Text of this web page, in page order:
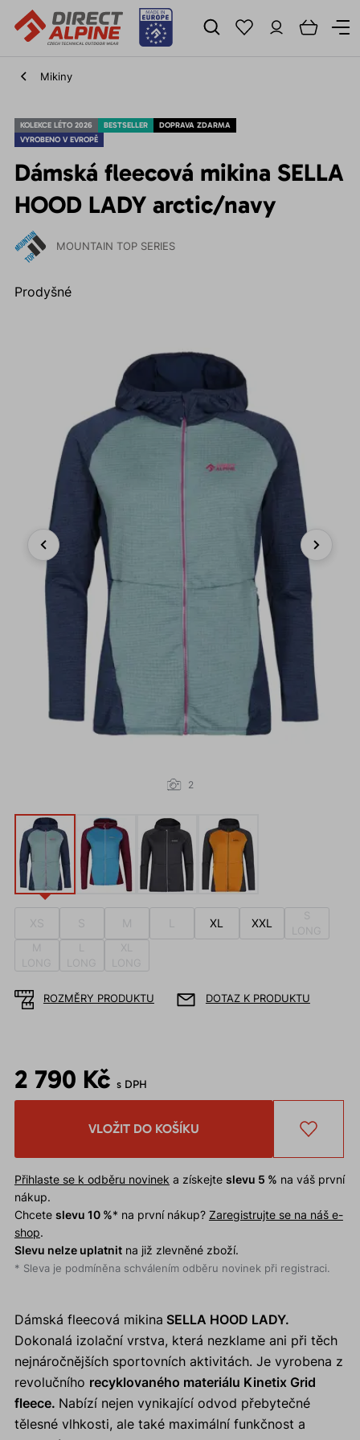
Mikiny
KOLEKCE LÉTO 2026 BESTSELLER
DOPRAVA ZDARMA
VYROBENO V EVROPĚ
Dámská fleecová mikina SELLA
HOOD LADY arctic/navy
MOUNTAIN TOP SERIES
Prodyšné
Previous Next
2
XS S M XL XXL
LONG
LONG
L
LONG
XL
LONG
ROZMĚRY PRODUKTU DOTAZ K PRODUKTU
2 790 Kč s DPH
VLOŽIT DO KOŠÍKU
Přihlaste se k odběru novinek a získejte slevu 5 % na váš první
nákup.
Chcete slevu 10 %* na první nákup? Zaregistrujte se na náš e-
shop.
Slevu nelze uplatnitna již zlevněné zboží.
* Sleva je podmíněna schválením odběru novinek při registraci.
Dámská fleecová mikina SELLA HOOD LADY.
Dokonalá izolační vrstva, která nezklame ani při těch
nejnáročnějších sportovních aktivitách. Je vyrobena z
revolučního recyklovaného materiálu Kinetix Grid
fleece. Nabízí nejen vynikající odvod přebytečné
tělesné vlhkosti, ale také maximální funkčnost a